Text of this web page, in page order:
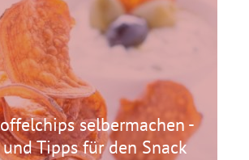
selbermachen -
und Tipps für den Snack